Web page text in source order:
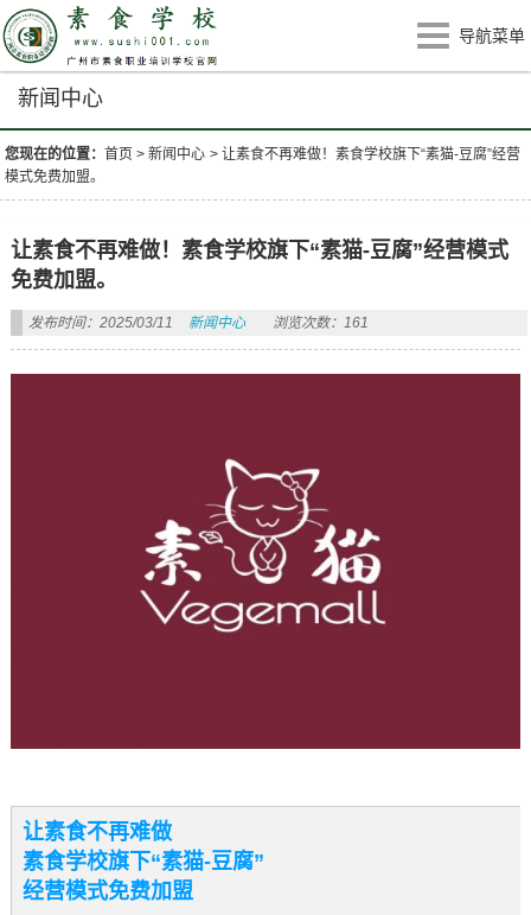
导航菜单
新闻中心
您现在的位置：首页 >新闻中心 >让素食不再难做！素食学校旗下“素猫-豆腐”经营
模式免费加盟。
让素食不再难做！素食学校旗下“素猫-豆腐”经营模式
免费加盟。
发布时间：2025/03/11 新闻中心 浏览次数：161
让素食不再难做
素食学校旗下“素猫-豆腐”
经营模式免费加盟